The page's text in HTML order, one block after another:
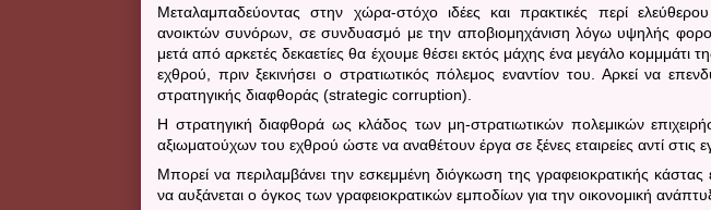
Mεταλαμπαδεύοντας στην χώρα-στόχο ιδέες και πρακτικές περί
ανοικτών συνόρων, σε συνδυασμό με την αποβιομηχάνιση λόγω υψηλής
μετά από αρκετές δεκαετίες θα έχουμε θέσει εκτός μάχης ένα μεγάλο κομμμάτι
εχθρού, πριν ξεκινήσει ο στρατιωτικός πόλεμος εναντίον του. Αρκεί να
στρατηγικής διαφθοράς (strategic corruption).
Η στρατηγική διαφθορά ως κλάδος των μη-στρατιωτικών πολεμικών
αξιωματούχων του εχθρού ώστε να αναθέτουν έργα σε ξένες εταιρείες αντί στις
Μπορεί να περιλαμβάνει την εσκεμμένη διόγκωση της γραφειοκρατικής
να αυξάνεται ο όγκος των γραφειοκρατικών εμποδίων για την οικονομική